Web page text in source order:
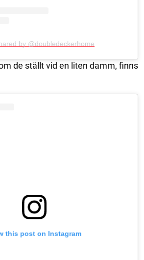
by @doubledeckerhome
de ställt vid en liten damm, finns
this post on Instagram